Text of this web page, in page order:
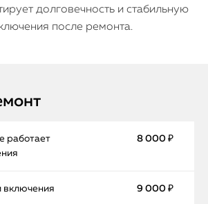
долговечность и стабильную
после ремонта.
работает
8 000 ₽
включения 9 000 ₽